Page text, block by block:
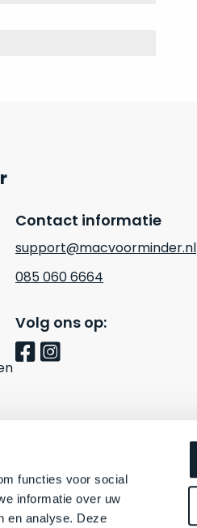
functies voor social
informatie over uw
en analyse. Deze
Contact informatie
support@macvoorminder.nl
085 060 6664
Volg ons op: